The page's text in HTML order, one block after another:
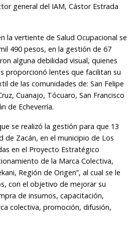
general del IAM, Cástor Estrada
la vertiente de Salud Ocupacional se
490 pesos, en la gestión de 67
alguna debilidad visual, quienes
proporcionó lentes que facilitan su
de las comunidades de: San Felipe
Cuanajo, Tócuaro, San Francisco
de Echeverría.
se realizó la gestión para que 13
de Zacán, en el municipio de Los
en el Proyecto Estratégico
de la Marca Colectiva,
Región de Origen”, al cual se le
con el objetivo de mejorar su
de insumos, capacitación,
colectiva, promoción, difusión,